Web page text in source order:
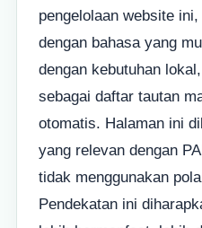
pengelolaan website
dengan bahasa yang
dengan kebutuhan
sebagai daftar tautan
otomatis. Halaman ini
yang relevan dengan
tidak menggunakan
Pendekatan ini